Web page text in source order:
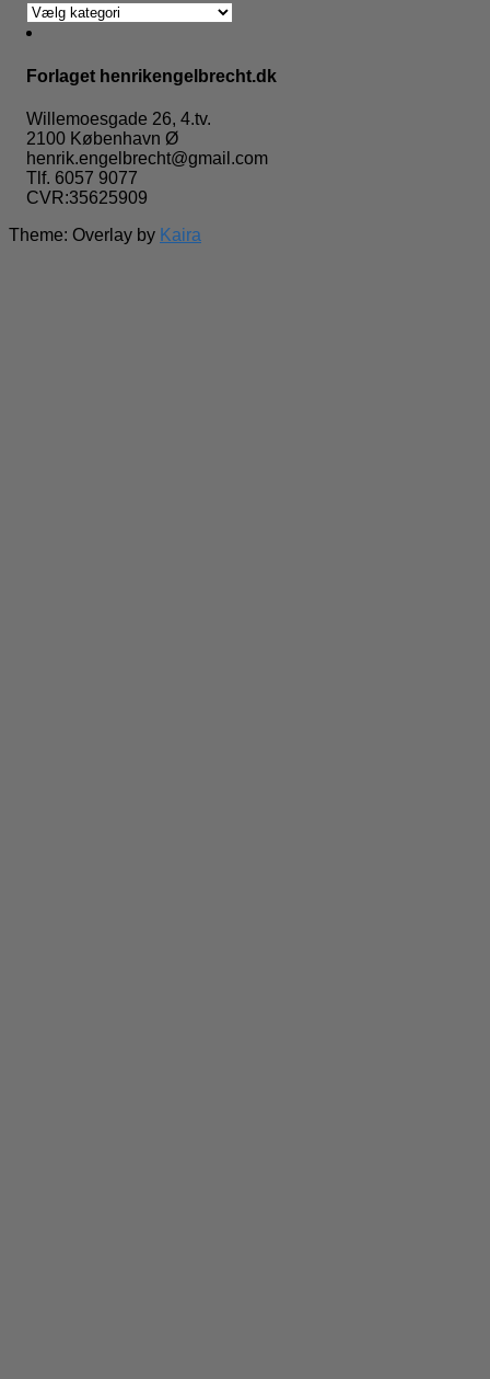
Alle
mine
Forlaget henrikengelbrecht.dk
Willemoesgade 26, 4.tv.
2100 København Ø
henrik.engelbrecht@gmail.com
Tlf. 6057 9077
CVR:35625909
Theme: Overlay by Kaira